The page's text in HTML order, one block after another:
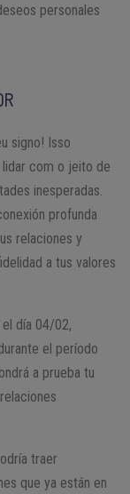
personales
signo! Isso
com o jeito de
inesperadas.
profunda
relaciones y
a tus valores
día 04/02,
el período
a prueba tu
traer
que ya están en